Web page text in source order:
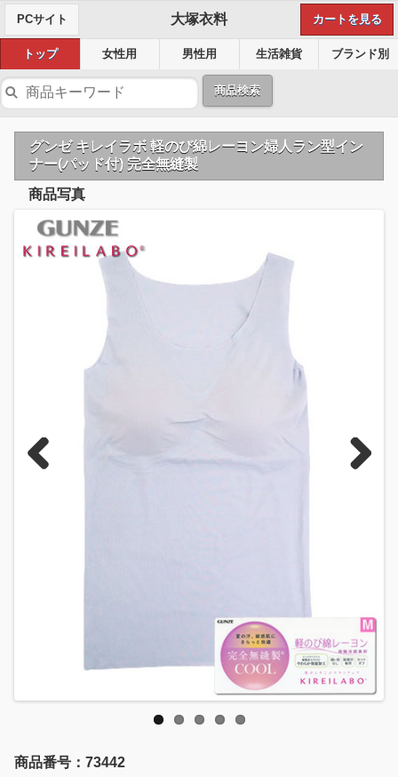
PCサイト 大塚衣料 カートを見る
トップ 女性用 男性用 生活雑貨 ブランド別
商品検索
グンゼ キレイラボ 軽のび綿レーヨン婦人ラン型イン
ナー(パッド付) 完全無縫製
商品写真
商品番号：73442